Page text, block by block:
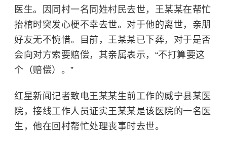
医生。因同村一名同姓村民去世，王某某在帮忙
抬棺时突发心梗不幸去世。对于他的离世，亲朋
好友无不惋惜。目前，王某某已下葬，对于是否
会向对方索要赔偿，其亲属表示，“不打算要这
个（赔偿）。”
红星新闻记者致电王某某生前工作的威宁县某医
院，接线工作人员证实王某某是该医院的一名医
生，他在回村帮忙处理丧事时去世。